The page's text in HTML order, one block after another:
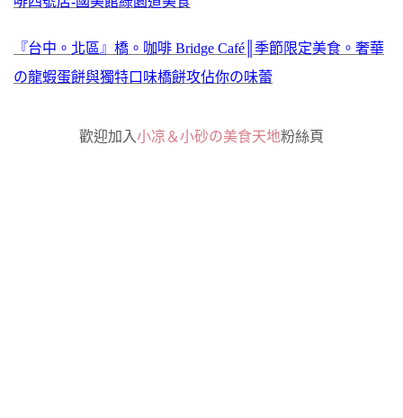
『台中。北區』橋。咖啡 Bridge Café║季節限定美食。奢華
の龍蝦蛋餅與獨特口味橋餅攻佔你の味蕾
歡迎加入小凉＆小砂の美食天地粉絲頁